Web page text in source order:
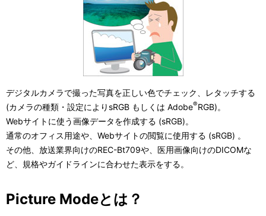
デジタルカメラで撮った写真を正しい色でチェック、レタッチする
(カメラの種類・設定によりsRGB もしくは Adobe®RGB)。
Webサイトに使う画像データを作成する (sRGB)。
通常のオフィス用途や、Webサイトの閲覧に使用する (sRGB) 。
その他、放送業界向けのREC-Bt709や、医用画像向けのDICOMな
ど、規格やガイドラインに合わせた表示をする。
Picture Modeとは？